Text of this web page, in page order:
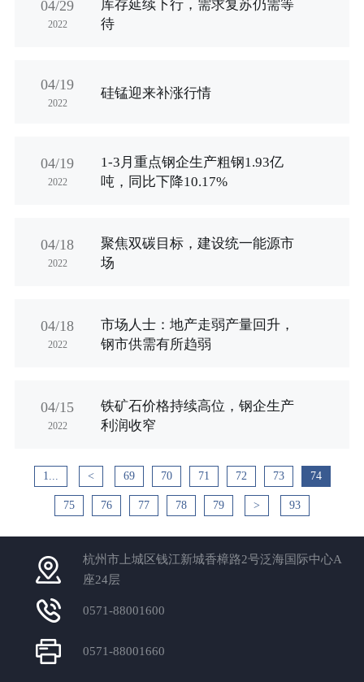
04/29
2022
库存延续下行，需求复苏仍需等
待
04/19
2022
硅锰迎来补涨行情
04/19
2022
1-3月重点钢企生产粗钢1.93亿
吨，同比下降10.17%
04/18
2022
聚焦双碳目标，建设统一能源市
场
04/18
2022
市场人士：地产走弱产量回升，
钢市供需有所趋弱
04/15
2022
铁矿石价格持续高位，钢企生产
利润收窄
1... < 69 70 71 72 73 74
75 76 77 78 79 > 93
杭州市上城区钱江新城香樟路2号泛海国际中心A
座24层
0571-88001600
0571-88001660